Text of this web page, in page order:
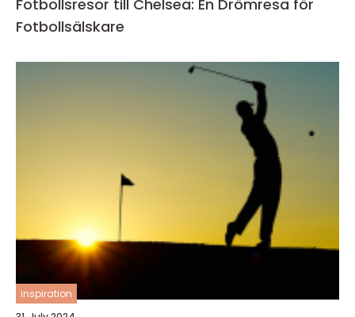
Fotbollsresor till Chelsea: En Drömresa för
Fotbollsälskare
inspiration